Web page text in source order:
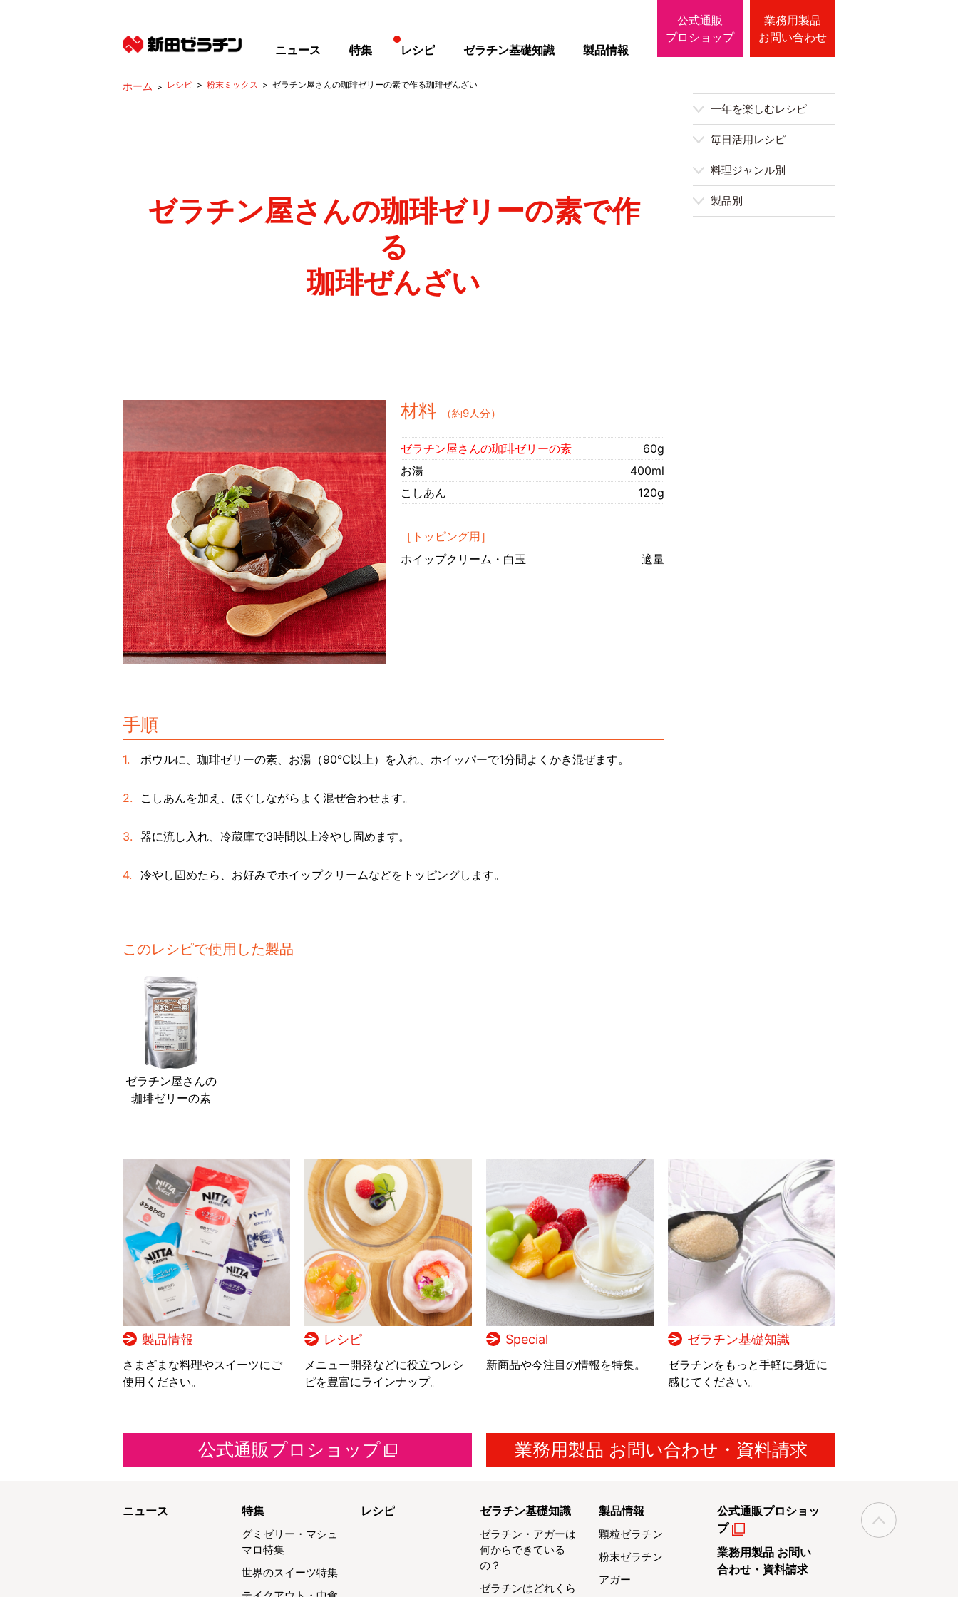
レシピ 粉末ミックス ゼラチン屋さんの珈琲ゼリーの素で作る珈琲ぜんざい
一年を楽しむレシピ
毎日活用レシピ
料理ジャンル別
製品別
ゼラチン屋さんの珈琲ゼリーの素で作
る
珈琲ぜんざい
材料 （約9人分）
ゼラチン屋さんの珈琲ゼリーの素
60g
お湯
400ml
こしあん
120g
［トッピング用］
ホイップクリーム・白玉
適量
手順
ボウルに、珈琲ゼリーの素、お湯（90℃以上）を入れ、ホイッパーで1分間よくかき混ぜます。
こしあんを加え、ほぐしながらよく混ぜ合わせます。
器に流し入れ、冷蔵庫で3時間以上冷やし固めます。
冷やし固めたら、お好みでホイップクリームなどをトッピングします。
このレシピで使用した製品
ゼラチン屋さんの
珈琲ゼリーの素
製品情報
さまざまな料理やスイーツにご
使用ください。
レシピ
メニュー開発などに役立つレシ
ピを豊富にラインナップ。
Special
新商品や今注目の情報を特集。
ゼラチン基礎知識
ゼラチンをもっと手軽に身近に
感じてください。
公式通販プロショップ 業務用製品 お問い合わせ・資料請求
公式通販
プロショップ
業務用製品
お問い合わせ
ニュース
特集 レシピ ゼラチン基礎知識 製品情報
ニュース 特集
グミゼリー・マシュ
マロ特集
世界のスイーツ特集
レシピ ゼラチン基礎知識
ゼラチン・アガーは
何からできている
の？
ゼラチンはどれくら
製品情報
顆粒ゼラチン
粉末ゼラチン
アガー
公式通販プロショッ
プ
業務用製品 お問い
合わせ・資料請求